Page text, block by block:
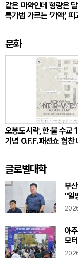
같은 마약인데 형량은
특가법 가르는 ‘가액’, 피
문화
오봉도시락, 한·불 수교
기념 O.F.F. 패션쇼 협찬
글로벌대학
부
"일
아
모